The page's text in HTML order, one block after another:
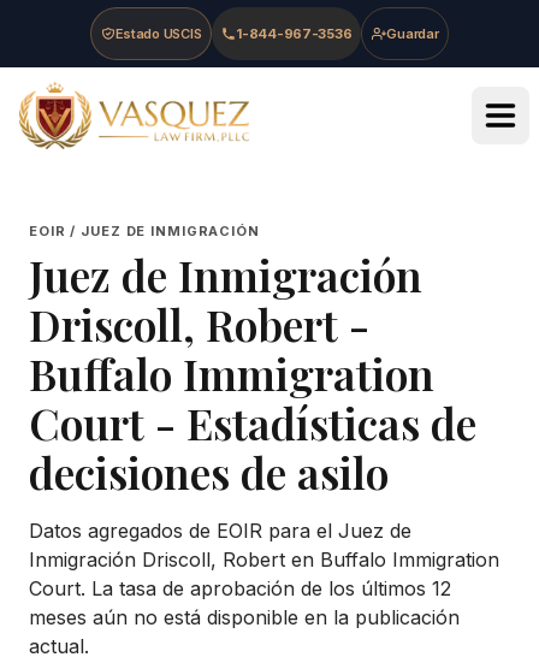
Skip to main content
Skip to navigation
Skip to footer
Estado USCIS 1-844-967-3536 Guardar
Vasquez Law Firm - Home
EOIR / JUEZ DE INMIGRACIÓN
Juez de Inmigración
Driscoll, Robert -
Buffalo Immigration
Court - Estadísticas de
decisiones de asilo
Datos agregados de EOIR para el Juez de
Inmigración Driscoll, Robert en Buffalo Immigration
Court. La tasa de aprobación de los últimos 12
meses aún no está disponible en la publicación
actual.